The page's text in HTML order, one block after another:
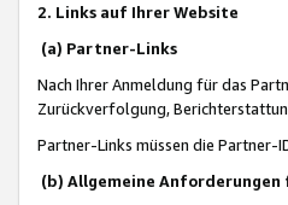
2. Links auf Ihrer Website
(a) Partner-Links
Nach Ihrer Anmeldung für das
Zurückverfolgung,
Partner-Links müssen die Partner-
(b) Allgemeine